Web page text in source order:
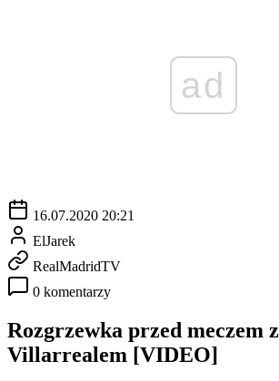
ad
16.07.2020 20:21
ElJarek
RealMadridTV
0 komentarzy
Rozgrzewka przed meczem z
Villarrealem [VIDEO]